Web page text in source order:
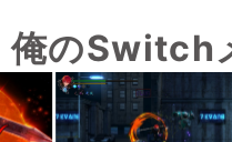
俺のSwitch